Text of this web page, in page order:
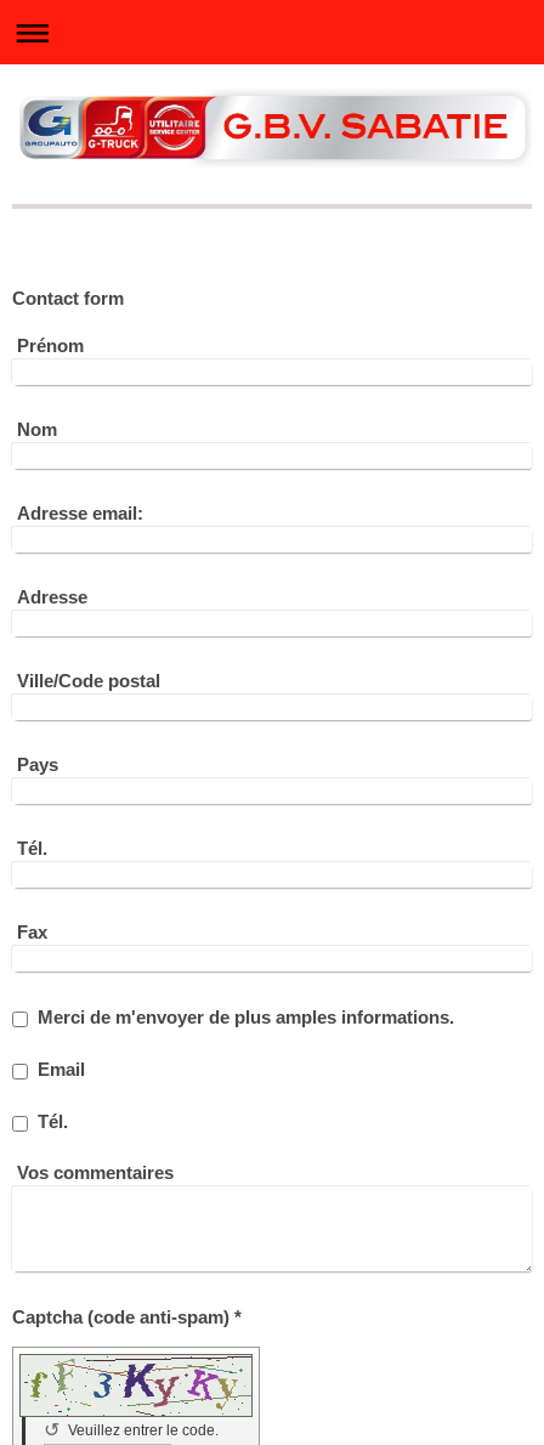
Contact form
Prénom
Nom
Adresse email:
Adresse
Ville/Code postal
Pays
Tél.
Fax
Merci de m'envoyer de plus amples informations.
Email
Tél.
Vos commentaires
Captcha (code anti-spam) *
Veuillez entrer le code.
↺